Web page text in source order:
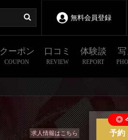
無料会員登録
クーポン
COUPON
口コミ
REVIEW
体験談
REPORT
求人情報はこちら
◎
予約